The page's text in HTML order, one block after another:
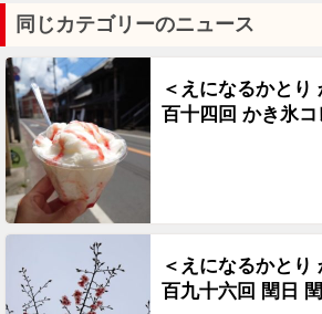
同じカテゴリーのニュース
＜えになるかと
百十四回 かき氷
＜えになるかと
百九十六回 閏日